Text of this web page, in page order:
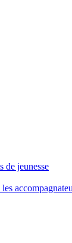
de jeunesse